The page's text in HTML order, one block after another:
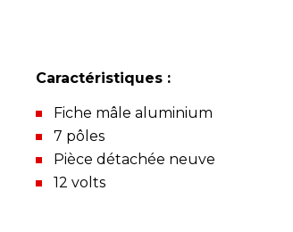
Caractéristiques :
Fiche mâle aluminium
7 pôles
Pièce détachée neuve
12 volts